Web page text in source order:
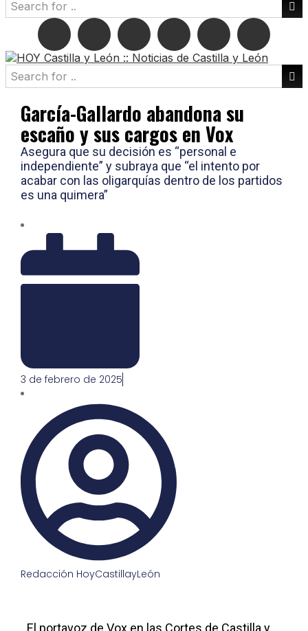
García-Gallardo abandona su
escaño y sus cargos en Vox
Asegura que su decisión es “personal e
independiente” y subraya que “el intento por
acabar con las oligarquías dentro de los partidos
es una quimera”
3 de febrero de 2025
Redacción HoyCastillayLeón
El portavoz de Vox en las Cortes de Castilla y